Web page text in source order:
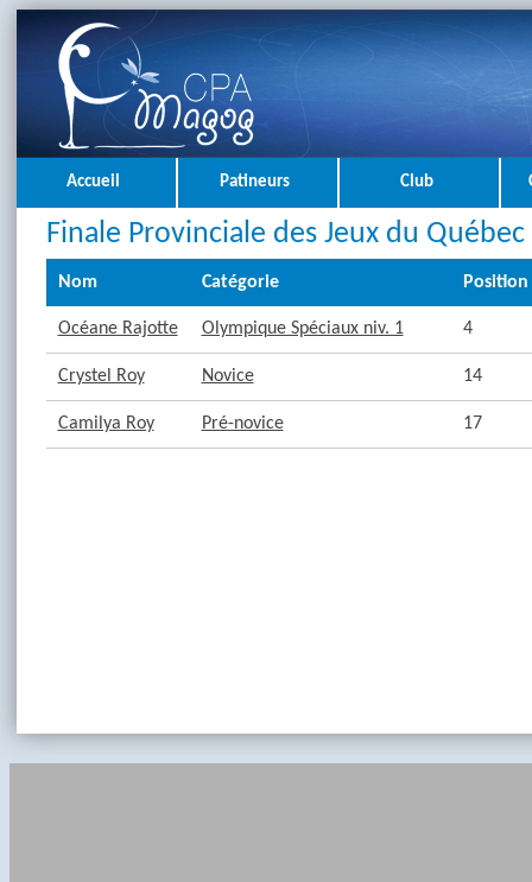
Accueil Patineurs Club
Finale Provinciale des Jeux du
Nom Catégorie Position
Océane Rajotte Olympique Spéciaux niv. 1 4
Crystel Roy Novice 14
Camilya Roy Pré-novice 17